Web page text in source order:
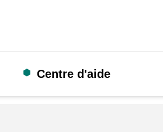
Centre d'aide